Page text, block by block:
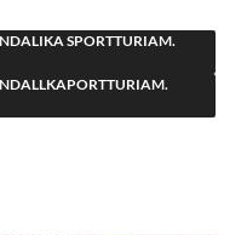
SPORTTURIAM.